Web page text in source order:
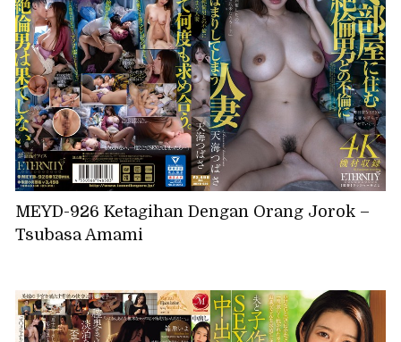
MEYD-926 Ketagihan Dengan Orang Jorok –
Tsubasa Amami